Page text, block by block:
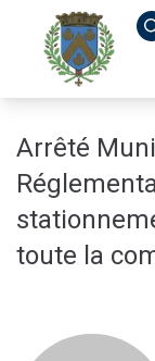
principal
Arrêté
toute la